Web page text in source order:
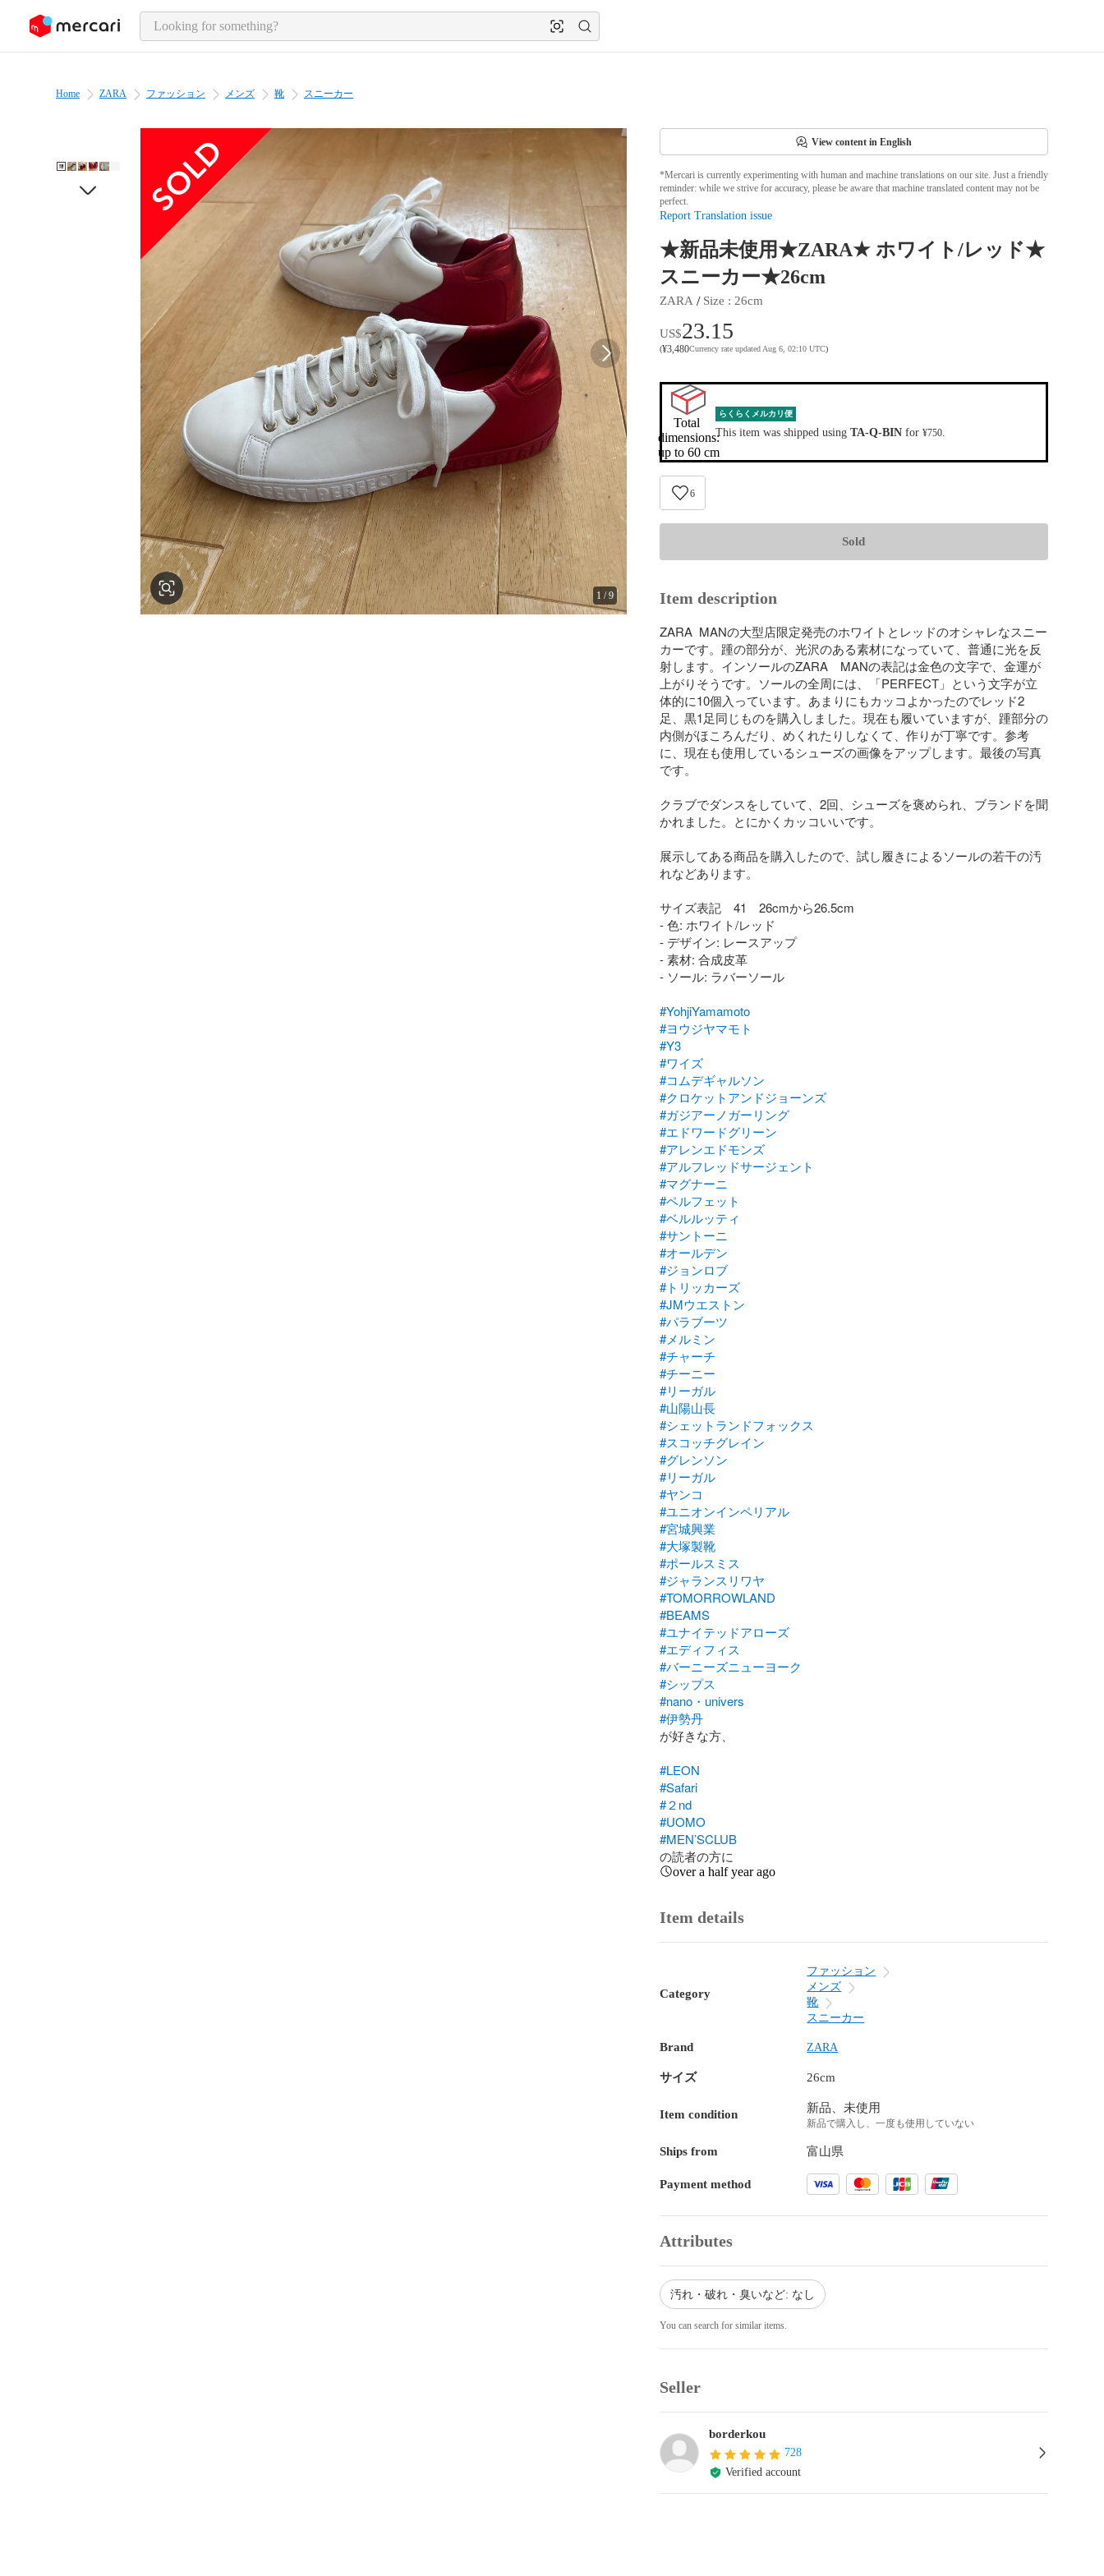
page content
Home ZARA ファッション メンズ 靴 スニーカー
1 /9
View content in English
*Mercari is currently experimenting with human and machine translations on our site. Just a friendly
reminder: while we strive for accuracy, please be aware that machine translated content may not be
perfect.
Report Translation issue
★新品未使用★ZARA★ ホワイト/レッド★
スニーカー★26cm
ZARA / Size : 26cm
US$23.15
(¥3,480Currency rate updated Aug 6, 02:10 UTC)
Total
dimensions:
up to 60 cm
らくらくメルカリ便
This item was shipped using TA-Q-BINfor ¥750.
6
Sold
Item description
ZARA  MANの大型店限定発売のホワイトとレッドのオシャレなスニー
カーです。踵の部分が、光沢のある素材になっていて、普通に光を反
射します。インソールのZARA　MANの表記は金色の文字で、金運が
上がりそうです。ソールの全周には、「PERFECT」という文字が立
体的に10個入っています。あまりにもカッコよかったのでレッド2
足、黒1足同じものを購入しました。現在も履いていますが、踵部分の
内側がほころんだり、めくれたりしなくて、作りが丁寧です。参考
に、現在も使用しているシューズの画像をアップします。最後の写真
です。
クラブでダンスをしていて、2回、シューズを褒められ、ブランドを聞
かれました。とにかくカッコいいです。
展示してある商品を購入したので、試し履きによるソールの若干の汚
れなどあります。
サイズ表記　41　26cmから26.5cm
- 色: ホワイト/レッド
- デザイン: レースアップ
- 素材: 合成皮革
- ソール: ラバーソール
#YohjiYamamoto
#ヨウジヤマモト
#Y3
#ワイズ
#コムデギャルソン
#クロケットアンドジョーンズ
#ガジアーノガーリング
#エドワードグリーン
#アレンエドモンズ
#アルフレッドサージェント
#マグナーニ
#ペルフェット
#ベルルッティ
#サントーニ
#オールデン
#ジョンロブ
#トリッカーズ
#JMウエストン
#パラブーツ
#メルミン
#チャーチ
#チーニー
#リーガル
#山陽山長
#シェットランドフォックス
#スコッチグレイン
#グレンソン
#リーガル
#ヤンコ
#ユニオンインペリアル
#宮城興業
#大塚製靴
#ポールスミス
#ジャランスリワヤ
#TOMORROWLAND
#BEAMS
#ユナイテッドアローズ
#エディフィス
#バーニーズニューヨーク
#シップス
#nano・univers
#伊勢丹
が好きな方、
#LEON
#Safari
#２nd
#UOMO
#MEN’SCLUB
の読者の方に
over a half year ago
Item details
Category
ファッション
メンズ
靴
スニーカー
Brand ZARA
サイズ 26cm
Item condition 新品、未使用
新品で購入し、一度も使用していない
Ships from 富山県
Payment method
Attributes
汚れ・破れ・臭いなど: なし
You can search for similar items.
Seller
borderkou
728
Verified account